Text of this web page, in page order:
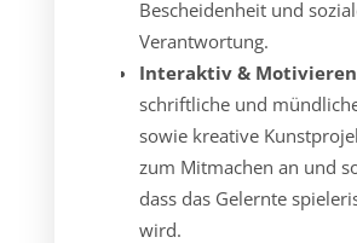
Bescheidenheit und
Verantwortung.
Interaktiv &
schriftliche und
sowie kreative
zum Mitmachen an und
dass das Gelernte
wird.